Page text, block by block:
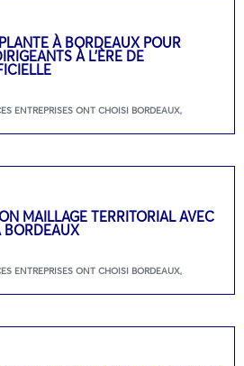
À BORDEAUX POUR
À L’ÈRE DE
ENTREPRISES ONT CHOISI BORDEAUX,
MAILLAGE TERRITORIAL AVEC
BORDEAUX
ENTREPRISES ONT CHOISI BORDEAUX,